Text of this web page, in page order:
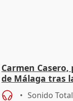
Carmen
de Málaga tras
Sonido